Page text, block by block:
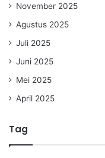
November 2025
Agustus 2025
Juli 2025
Juni 2025
Mei 2025
April 2025
Tag